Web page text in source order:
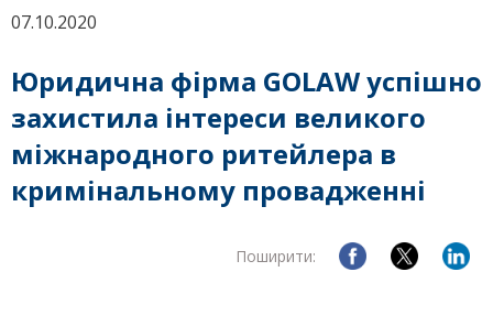
07.10.2020
Юридична фірма GOLAW успішно
захистила інтереси великого
міжнародного ритейлера в
кримінальному провадженні
Поширити: